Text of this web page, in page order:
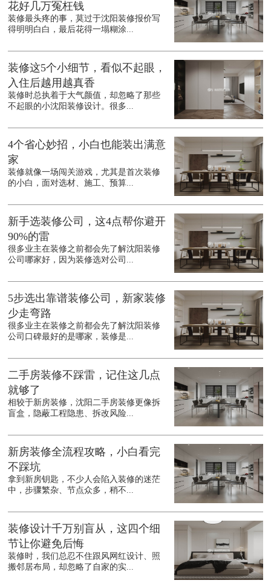
花好几万冤枉钱
装修最头疼的事，莫过于沈阳装修报价写
得明明白白，最后花得一塌糊涂...
装修这5个小细节，看似不起眼，
入住后越用越真香
装修时总执着于大气颜值，却忽略了那些
不起眼的小沈阳装修设计。很多...
4个省心妙招，小白也能装出满意
家
装修就像一场闯关游戏，尤其是首次装修
的小白，面对选材、施工、预算...
新手选装修公司，这4点帮你避开
90%的雷
很多业主在装修之前都会先了解沈阳装修
公司哪家好，因为装修选对公司...
5步选出靠谱装修公司，新家装修
少走弯路
很多业主在装修之前都会先了解沈阳装修
公司口碑最好的是哪家，装修是...
二手房装修不踩雷，记住这几点
就够了
相较于新房装修，沈阳二手房装修更像拆
盲盒，隐蔽工程隐患、拆改风险...
新房装修全流程攻略，小白看完
不踩坑
拿到新房钥匙，不少人会陷入装修的迷茫
中，步骤繁杂、节点众多，稍不...
装修设计千万别盲从，这四个细
节让你避免后悔
装修时，我们总忍不住跟风网红设计、照
搬邻居布局，却忽略了自家的实...